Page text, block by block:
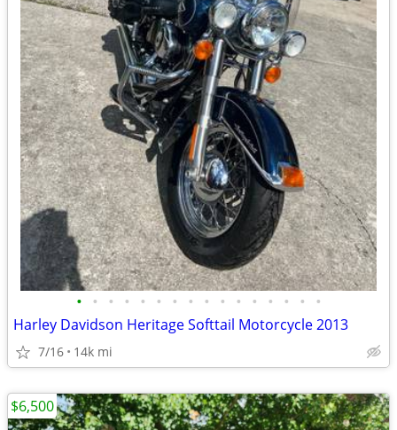
• • • • • • • • • • • • • • • •
Harley Davidson Heritage Softtail Motorcycle 2013
7/16 14k mi
$6,500